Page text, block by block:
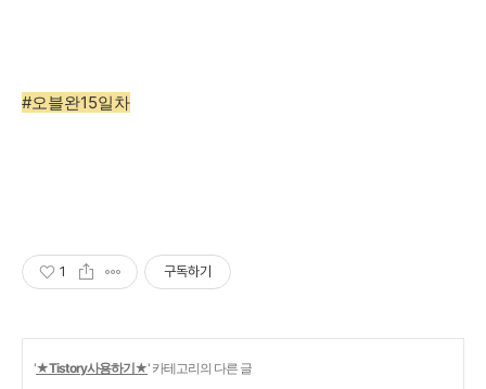
#오블완15일차
1 구독하기
'★Tistory사용하기★' 카테고리의 다른 글